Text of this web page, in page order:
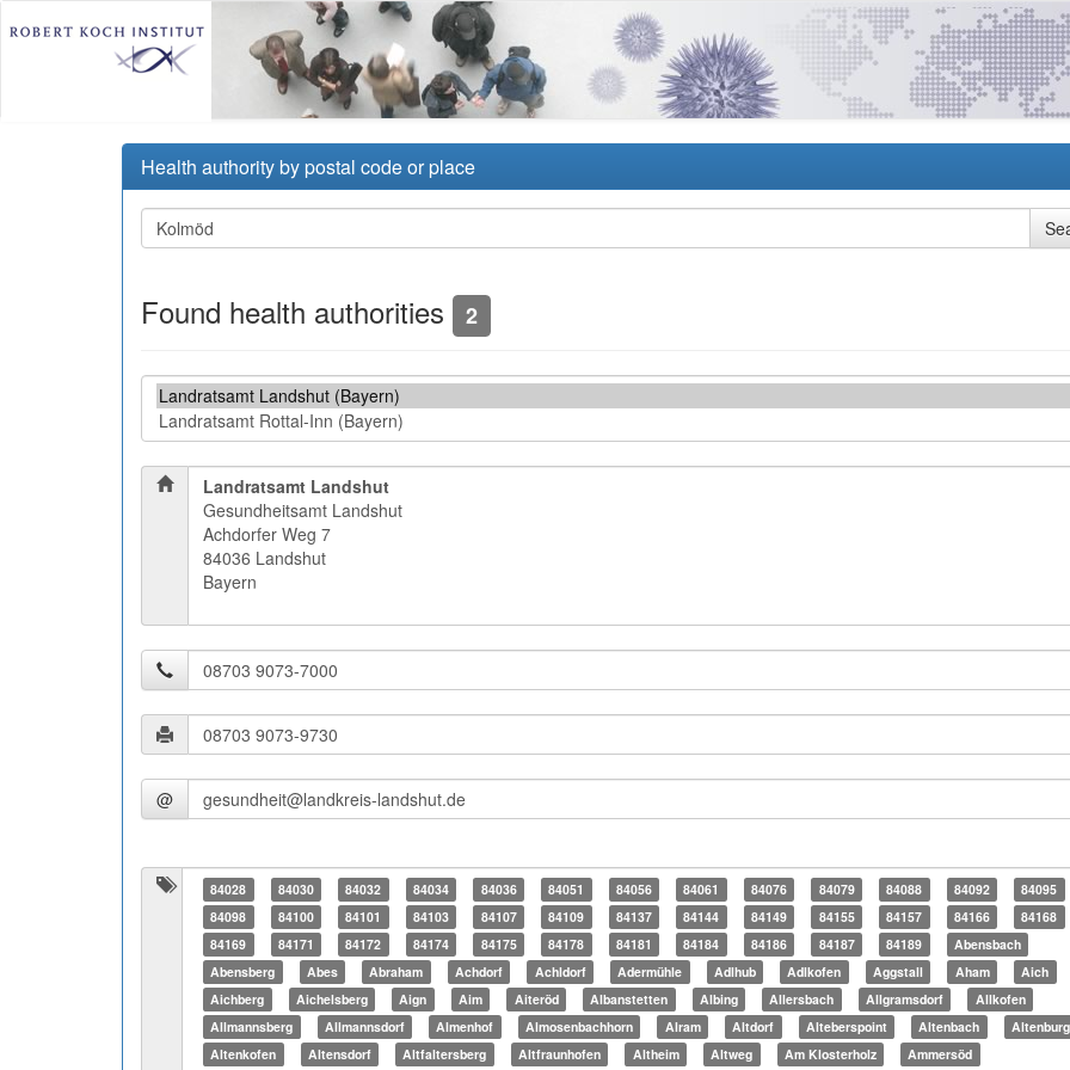
Health authority by postal code or place
Found health authorities 2
Landratsamt Landshut
Gesundheitsamt Landshut
Achdorfer Weg 7
84036 Landshut
Bayern
@
84028 84030 84032 84034 84036 84051 84056 84061 84076 84079 84088 84092
84095
84098
84100 84101 84103 84107 84109 84137 84144 84149 84155 84157 84166
84168
84169
84171 84172 84174 84175 84178 84181 84184 84186 84187 84189
Abensbach
Abensberg
Abes Abraham Achdorf Achldorf Adermühle Adlhub Adlkofen Aggstall Aham
Aich
Aichberg
Aichelsberg Aign Aim Aiteröd Albanstetten Albing Allersbach Allgramsdorf
Allkofen
Allmannsberg
Allmannsdorf Almenhof Almosenbachhorn Alram Altdorf Alteberspoint Altenbach
Altenburg
Altenkofen
Altensdorf Altfaltersberg Altfraunhofen Altheim Altweg Am Klosterholz Ammersöd